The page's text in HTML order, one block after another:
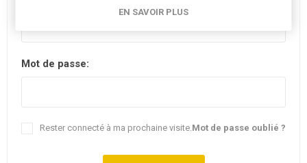
Mot de passe:
Mot de passe oublié ?
Rester connecté à ma prochaine visite.
EN SAVOIR PLUS